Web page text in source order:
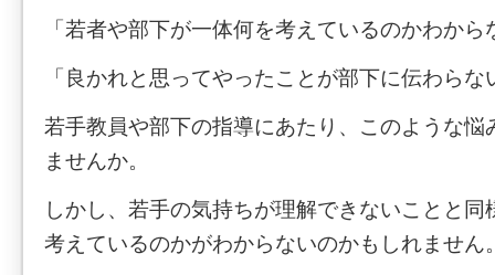
「若者や部下が一体何を考えているのかわから
「良かれと思ってやったことが部下に伝わらな
若手教員や部下の指導にあたり、このような悩
ませんか。
しかし、若手の気持ちが理解できないことと
考えているのかがわからないのかもしれません